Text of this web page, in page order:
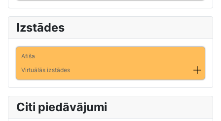
Izstādes
Afiša
Virtuālās izstādes
Citi piedāvājumi